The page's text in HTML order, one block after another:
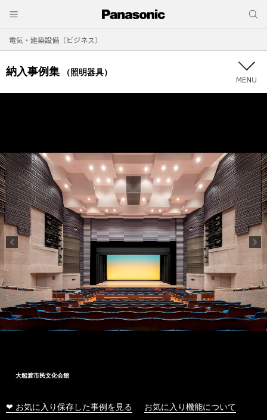
電気・建築設備（ビジネス）
納入事例集 （照明器具）
大船渡市民文化会館
❤ お気に入り保存した事例を見る お気に入り機能について